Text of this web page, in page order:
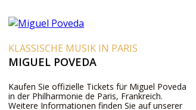
KLASSISCHE MUSIK IN PARIS
MIGUEL POVEDA
Kaufen Sie offizielle Tickets für Miguel Poveda
in der Philharmonie de Paris, Frankreich.
Weitere Informationen finden Sie auf unserer